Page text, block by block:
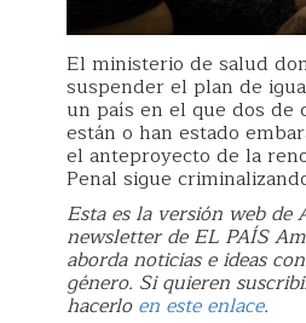
El ministerio de salud
suspender el plan de
un país en el que dos de
están o han estado
el anteproyecto de la
Penal sigue
Esta es la versión web de
newsletter de EL PAÍS
aborda noticias e ideas
género. Si quieren
hacerloen este enlace.